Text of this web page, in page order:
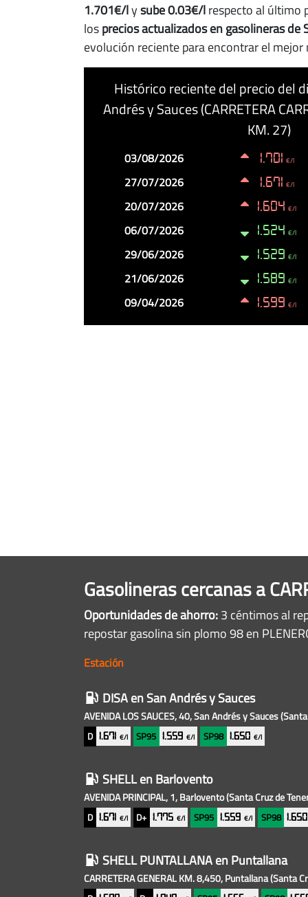
1.701€/lysube 0.03€/lrespecto al último
losprecios actualizados en gasolineras de
evolución reciente para encontrar el
Histórico reciente del precio del
Andrés y Sauces (CARRETERA
KM. 27)
PrecioCambio
03/08/2026 1.701 €/l
27/07/2026 1.671 €/l
20/07/2026 1.604 €/l
06/07/2026 1.524 €/l
29/06/2026 1.529 €/l
21/06/2026 1.589 €/l
09/04/2026 1.599 €/l
Gasolineras cercanas a
Oportunidades de ahorro:3 céntimos al
repostar gasolina sin plomo 98 en
Gasolineras
baratas
cercanas
Estación
DISAen San Andrés y Sauces
AVENIDA LOS SAUCES, 40, San Andrés y Sauces
D 1.671 €/l SP95 1.559€/l SP98 1.650 €/l
SHELLen Barlovento
AVENIDA PRINCIPAL, 1, Barlovento(Santa Cruz de
D 1.671 €/l D+ 1.775€/l SP95 1.559 €/l SP98
SHELL PUNTALLANAen Puntallana
CARRETERA GENERAL KM. 8,450, Puntallana(Santa